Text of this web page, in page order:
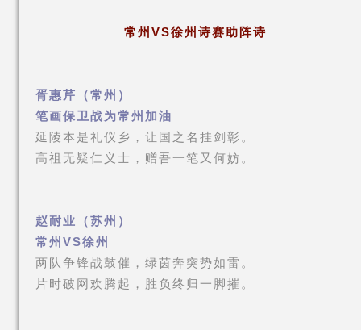
常州VS徐州诗赛助阵诗
胥惠芹（常州）
笔画保卫战为常州加油
延陵本是礼仪乡，让国之名挂剑彰。
高祖无疑仁义士，赠吾一笔又何妨。
赵耐业（苏州）
常州VS徐州
两队争锋战鼓催，绿茵奔突势如雷。
片时破网欢腾起，胜负终归一脚摧。